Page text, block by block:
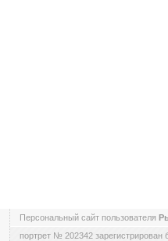
Персональный сайт пользователя
портрет № 202342 зарегистрирован